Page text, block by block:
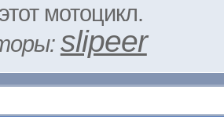
мотоцикл.
slipeer